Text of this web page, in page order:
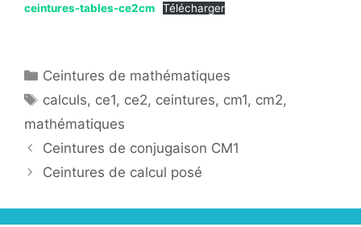
ceintures-tables-ce2cm Télécharger
Catégories
Ceintures de mathématiques
Étiquettes
calculs, ce1, ce2, ceintures, cm1, cm2,
mathématiques
Ceintures de conjugaison CM1
Ceintures de calcul posé